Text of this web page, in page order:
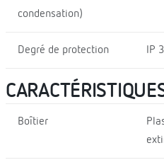
condensation)
Degré de protection IP
Boîtier